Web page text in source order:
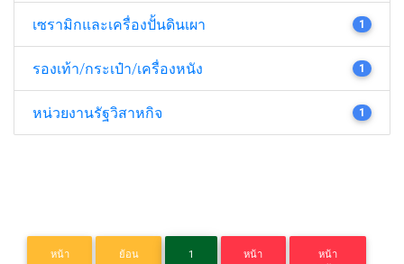
เซรามิกและเครื่องปั้นดินเผา 1
รองเท้า/กระเป๋า/เครื่องหนัง 1
หน่วยงานรัฐวิสาหกิจ 1
หน้า
ย้อน
1
หน้า
หน้า